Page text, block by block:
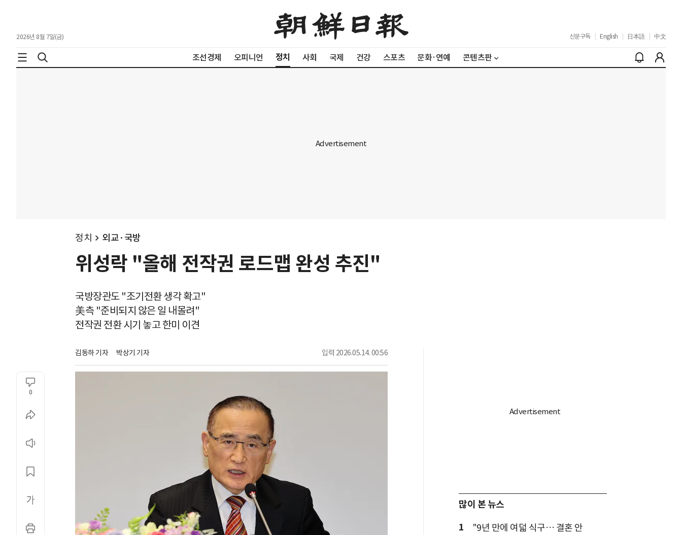
2026년 8월 7일(금) 신문구독 English 日本語 中文
조선경제 오피니언 정치 사회 국제 건강 스포츠 문화·연예 콘텐츠판
정치 외교·국방
위성락 "올해 전작권 로드맵 완성 추진"
국방장관도 "조기전환 생각 확고"
美측 "준비되지 않은 일 내몰려"
전작권 전환 시기 놓고 한미 이견
김동하 기자 박상기 기자 입력 2026.05.14. 00:56
0
많이 본 뉴스
1
"9년 만에 여덟 식구… 결혼 안